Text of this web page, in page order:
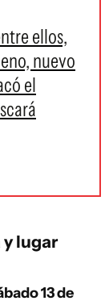
ellos,
nuevo
el
y lugar
13 de